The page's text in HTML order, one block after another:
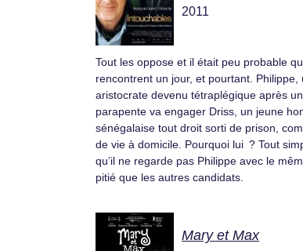
2011
Tout les oppose et il était peu probable
rencontrent un jour, et pourtant. Philippe,
aristocrate devenu tétraplégique après
parapente va engager Driss, un jeune
sénégalaise tout droit sorti de prison,
de vie à domicile. Pourquoi lui ? Tout
qu’il ne regarde pas Philippe avec le
pitié que les autres candidats.
Mary et Max